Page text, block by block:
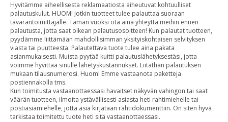
Hyvitämme aiheellisesta reklamaatiosta aiheutuvat kohtuulliset
palautuskulut. HUOM! Jotkin tuotteet tulee palauttaa suoraan
tavarantoimittajalle. Tämän vuoksi ota aina yhteyttä meihin ennen
palautusta, jotta saat oikean palautusosoitteen! Kun palautat tuotteen,
pyydämme liittämään mahdollisimman yksityiskohtaisen selvityksen
viasta tai puutteesta. Palautettava tuote tulee aina pakata
asianmukaisesti. Muista pyytää kuitti palautuslähetyksestäsi, jotta
voimme hyvittää sinulle lähetyskustannukset. Liitäthän palautuksen
mukaan tilausnumerosi. Huom! Emme vastaanota paketteja
postiennakolla tms.
Kun toimitusta vastaanottaessasi havaitset näkyvän vahingon tai saat
väärän tuotteen, ilmoita ystävällisesti asiasta heti rahtimiehelle tai
postiasiamiehelle, jotta asia kirjataan rahtidokumenttiin. On siten hyvä
tarkistaa toimitettu tuote heti sitä vastaanottaessasi.